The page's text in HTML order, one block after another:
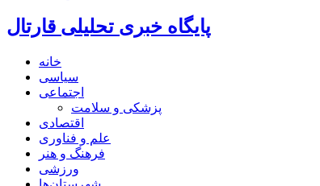
پایگاه خبری تحلیلی قارتال
خانه
سیاسی
اجتماعی
پزشکی و سلامت
اقتصادی
علم و فناوری
فرهنگ و هنر
ورزشی